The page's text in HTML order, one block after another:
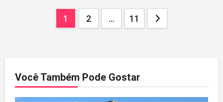
Paginação
1 2 … 11
Você Também Pode Gostar